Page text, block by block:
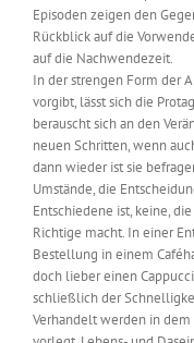
Episoden zeigen den
Rückblick auf die
auf die Nachwendezeit.
In der strengen Form der
vorgibt, lässt sich die
berauscht sich an den
neuen Schritten, wenn
dann wieder ist sie
Umstände, die
Entschiedene ist, keine,
Richtige macht. In einer
Bestellung in einem
doch lieber einen
schließlich der
Verhandelt werden in